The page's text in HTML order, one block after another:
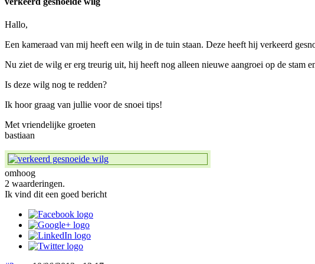
Hallo,
Een kameraad van mij heeft een wilg in de tuin staan. Deze heeft hij verkeerd
Nu ziet de wilg er erg treurig uit, hij heeft nog alleen nieuwe aangroei op de stam
Is deze wilg nog te redden?
Ik hoor graag van jullie voor de snoei tips!
Met vriendelijke groeten
bastiaan
omhoog
2 waarderingen.
Ik vind dit een goed bericht